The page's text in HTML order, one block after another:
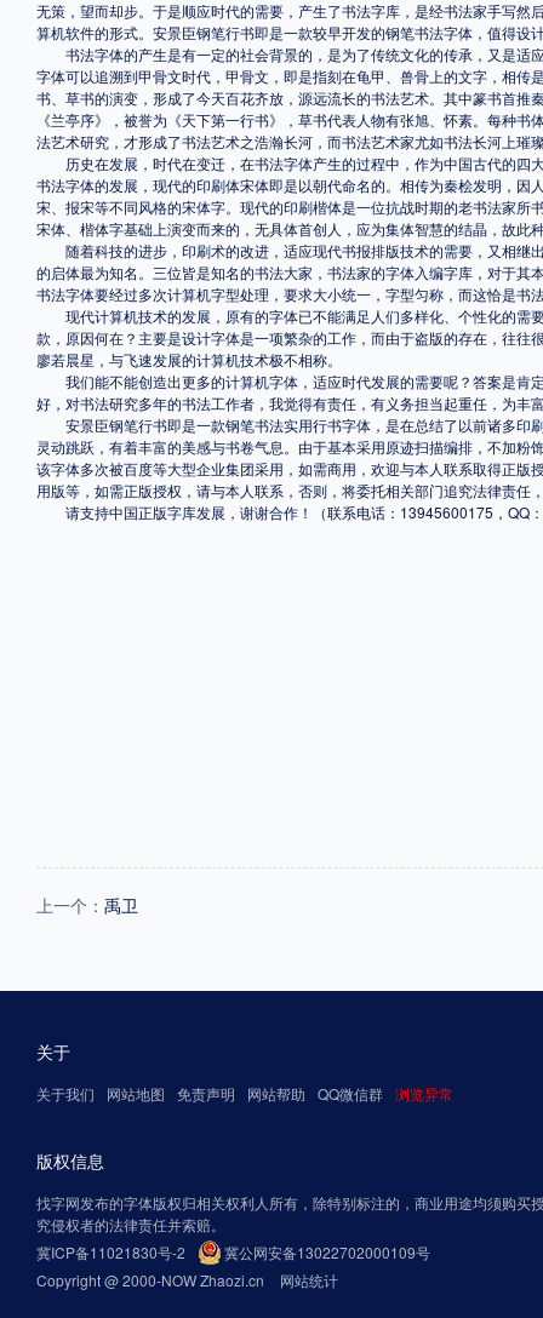
无策，望而却步。于是顺应时代的需要，产生了书法字库，是经书法家手写
算机软件的形式。安景臣钢笔行书即是一款较早开发的钢笔书法字体，值得设
书法字体的产生是有一定的社会背景的，是为了传统文化的传承，又是适
字体可以追溯到甲骨文时代，甲骨文，即是指刻在龟甲、兽骨上的文字，相
书、草书的演变，形成了今天百花齐放，源远流长的书法艺术。其中篆书首
《兰亭序》，被誉为《天下第一行书》，草书代表人物有张旭、怀素。每种
法艺术研究，才形成了书法艺术之浩瀚长河，而书法艺术家尤如书法长河上璀
历史在发展，时代在变迁，在书法字体产生的过程中，作为中国古代的四
书法字体的发展，现代的印刷体宋体即是以朝代命名的。相传为秦桧发明，
宋、报宋等不同风格的宋体字。现代的印刷楷体是一位抗战时期的老书法家
宋体、楷体字基础上演变而来的，无具体首创人，应为集体智慧的结晶，故此
随着科技的进步，印刷术的改进，适应现代书报排版技术的需要，又相继
的启体最为知名。三位皆是知名的书法大家，书法家的字体入编字库，对于
书法字体要经过多次计算机字型处理，要求大小统一，字型匀称，而这恰是书
现代计算机技术的发展，原有的字体已不能满足人们多样化、个性化的需
款，原因何在？主要是设计字体是一项繁杂的工作，而由于盗版的存在，往
廖若晨星，与飞速发展的计算机技术极不相称。
我们能不能创造出更多的计算机字体，适应时代发展的需要呢？答案是肯
好，对书法研究多年的书法工作者，我觉得有责任，有义务担当起重任，为丰
安景臣钢笔行书即是一款钢笔书法实用行书字体，是在总结了以前诸多印
灵动跳跃，有着丰富的美感与书卷气息。由于基本采用原迹扫描编排，不加
该字体多次被百度等大型企业集团采用，如需商用，欢迎与本人联系取得正
用版等，如需正版授权，请与本人联系，否则，将委托相关部门追究法律责任
请支持中国正版字库发展，谢谢合作！（联系电话：13945600175，QQ
上一个： 禹卫
关于
关于我们 网站地图 免责声明 网站帮助 QQ微信群 浏览异常
版权信息
找字网发布的字体版权归相关权利人所有，除特别标注的，商业用途均须购买
究侵权者的法律责任并索赔。
冀ICP备11021830号-2
冀公网安备13022702000109号
Copyright @ 2000-NOW Zhaozi.cn
网站统计